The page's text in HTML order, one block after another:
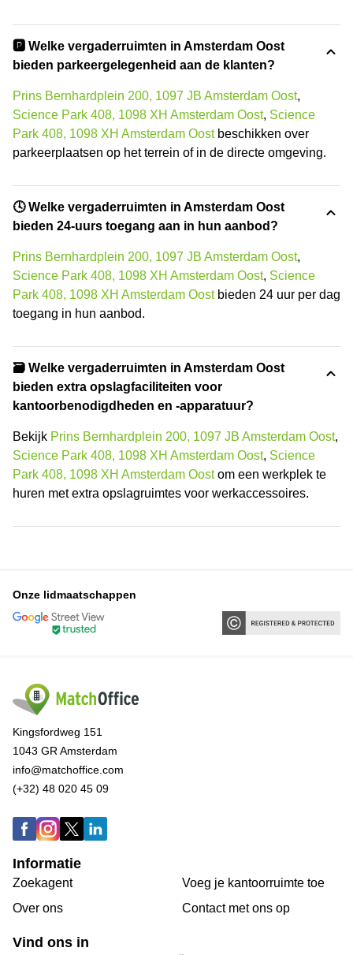
🅿️ Welke vergaderruimten in Amsterdam Oost
bieden parkeergelegenheid aan de klanten?
Prins Bernhardplein 200, 1097 JB Amsterdam Oost,
Science Park 408, 1098 XH Amsterdam Oost, Science
Park 408, 1098 XH Amsterdam Oostbeschikken over
parkeerplaatsen op het terrein of in de directe omgeving.
🕓 Welke vergaderruimten in Amsterdam Oost
bieden 24-uurs toegang aan in hun aanbod?
Prins Bernhardplein 200, 1097 JB Amsterdam Oost,
Science Park 408, 1098 XH Amsterdam Oost, Science
Park 408, 1098 XH Amsterdam Oostbieden 24 uur per dag
toegang in hun aanbod.
🗃️ Welke vergaderruimten in Amsterdam Oost
bieden extra opslagfaciliteiten voor
kantoorbenodigdheden en -apparatuur?
Bekijk Prins Bernhardplein 200, 1097 JB Amsterdam Oost,
Science Park 408, 1098 XH Amsterdam Oost, Science
Park 408, 1098 XH Amsterdam Oostom een werkplek te
huren met extra opslagruimtes voor werkaccessoires.
Onze lidmaatschappen
Kingsfordweg 151
1043 GR Amsterdam
info@matchoffice.com
(+32) 48 020 45 09
Informatie
Zoekagent
Over ons
Voeg je kantoorruimte toe
Сontact met ons op
Vind ons in